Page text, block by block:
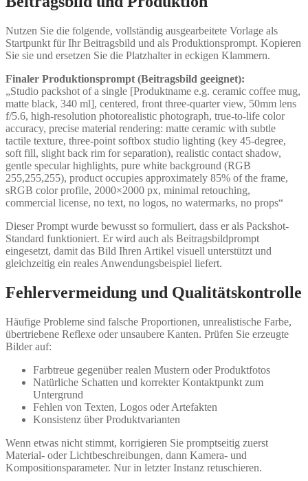
Nutzen Sie die folgende, vollständig ausgearbeitete Vorlage als
Startpunkt für Ihr Beitragsbild und als Produktionsprompt. Kopieren
Sie sie und ersetzen Sie die Platzhalter in eckigen Klammern.
Finaler Produktionsprompt (Beitragsbild geeignet):
„Studio packshot of a single [Produktname e.g. ceramic coffee mug,
matte black, 340 ml], centered, front three-quarter view, 50mm lens
f/5.6, high-resolution photorealistic photograph, true-to-life color
accuracy, precise material rendering: matte ceramic with subtle
tactile texture, three-point softbox studio lighting (key 45-degree,
soft fill, slight back rim for separation), realistic contact shadow,
gentle specular highlights, pure white background (RGB
255,255,255), product occupies approximately 85% of the frame,
sRGB color profile, 2000×2000 px, minimal retouching,
commercial license, no text, no logos, no watermarks, no props“
Dieser Prompt wurde bewusst so formuliert, dass er als Packshot-
Standard funktioniert. Er wird auch als Beitragsbildprompt
eingesetzt, damit das Bild Ihren Artikel visuell unterstützt und
gleichzeitig ein reales Anwendungsbeispiel liefert.
Fehlervermeidung und Qualitätskontrolle
Häufige Probleme sind falsche Proportionen, unrealistische Farbe,
übertriebene Reflexe oder unsaubere Kanten. Prüfen Sie erzeugte
Bilder auf:
Farbtreue gegenüber realen Mustern oder Produktfotos
Natürliche Schatten und korrekter Kontaktpunkt zum
Untergrund
Fehlen von Texten, Logos oder Artefakten
Konsistenz über Produktvarianten
Wenn etwas nicht stimmt, korrigieren Sie promptseitig zuerst
Material- oder Lichtbeschreibungen, dann Kamera- und
Kompositionsparameter. Nur in letzter Instanz retuschieren.